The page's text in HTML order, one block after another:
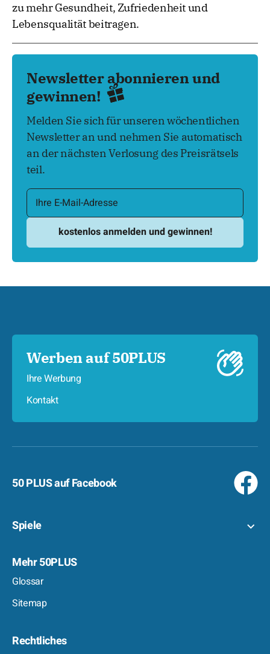
zu mehr Gesundheit, Zufriedenheit und
Lebensqualität beitragen.
Newsletter abonnieren und
gewinnen!
Melden Sie sich für unseren wöchentlichen
Newsletter an und nehmen Sie automatisch
an der nächsten Verlosung des Preisrätsels
teil.
Werben auf 50PLUS
Ihre Werbung
Kontakt
50 PLUS auf Facebook
Spiele
Mehr 50PLUS
Glossar
Sitemap
Rechtliches